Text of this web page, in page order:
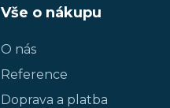
Vše o nákupu
O nás
Reference
Doprava a platba